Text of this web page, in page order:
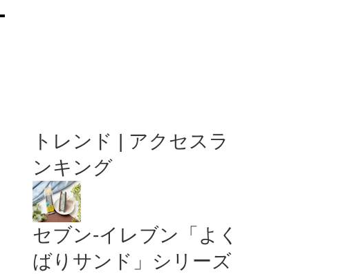
トレンド | アクセスラ
ンキング
セブン‐イレブン「よく
ばりサンド」シリーズ